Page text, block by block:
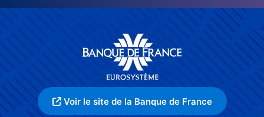
Voir le site de la Banque de France